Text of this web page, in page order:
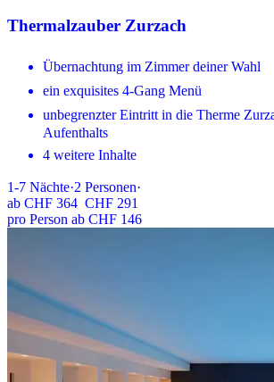
Thermalzauber Zurzach
Übernachtung im Zimmer deiner Wahl
ein exquisites 4-Gang Menü
unbegrenzter Eintritt in die Therme
Aufenthalts
4 weitere Inhalte
1-7 Nächte·2 Personen·
ab CHF 364 CHF 291
pro Person ab CHF 146